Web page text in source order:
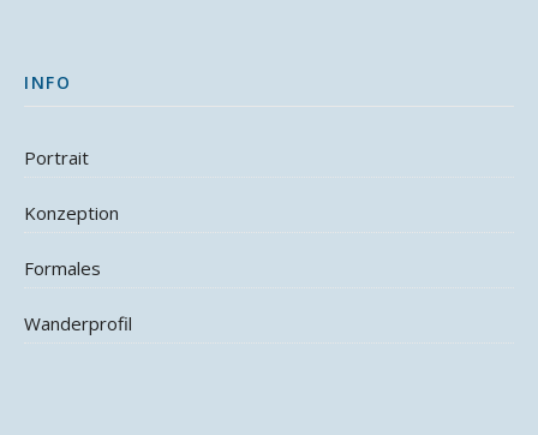
INFO
Portrait
Konzeption
Formales
Wanderprofil